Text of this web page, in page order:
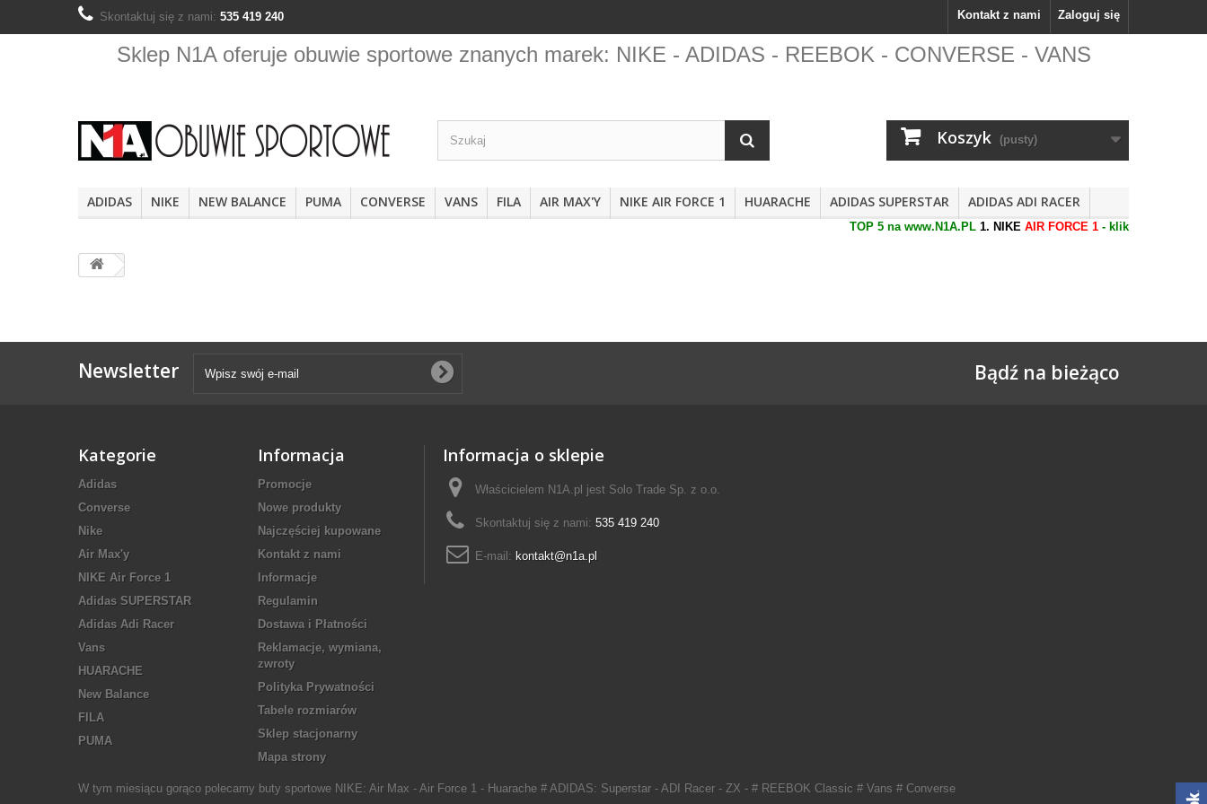
Zaloguj się
Kontakt z nami
Skontaktuj się z nami: 535 419 240
Sklep N1A oferuje obuwie sportowe znanych marek: NIKE - ADIDAS - REEBOK - CONVERSE - VANS
Koszyk (pusty)
ADIDAS NIKE NEW BALANCE PUMA CONVERSE VANS FILA AIR MAX'Y NIKE AIR FORCE 1 HUARACHE ADIDAS SUPERSTAR ADIDAS ADI RACER
TOP 5 na www.N1A.PL1. NIKEAIR FORCE 1- kliknij żeby
Newsletter Bądź na bieżąco
Kategorie
Adidas
Converse
Nike
Air Max'y
NIKE Air Force 1
Adidas SUPERSTAR
Adidas Adi Racer
Vans
HUARACHE
New Balance
FILA
PUMA
Informacja
Promocje
Nowe produkty
Najczęściej kupowane
Kontakt z nami
Informacje
Regulamin
Dostawa i Płatności
Reklamacje, wymiana,
zwroty
Polityka Prywatności
Tabele rozmiarów
Sklep stacjonarny
Mapa strony
Informacja o sklepie
Właścicielem N1A.pl jest Solo Trade Sp. z o.o.
Skontaktuj się z nami: 535 419 240
E-mail: kontakt@n1a.pl
W tym miesiącu gorąco polecamy buty sportowe NIKE: Air Max - Air Force 1 - Huarache # ADIDAS: Superstar - ADI Racer - ZX - # REEBOK Classic # Vans # Converse